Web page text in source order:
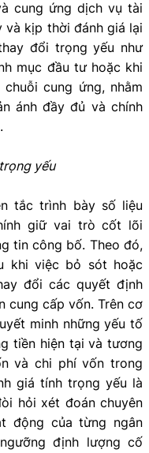
cung ứng dịch vụ tài
và kịp thời đánh giá lại
đổi trọng yếu như
mục đầu tư hoặc khi
cung ứng, nhằm
ánh đầy đủ và chính
yếu
tắc trình bày số liệu
giữ vai trò cốt lõi
tin công bố. Theo đó,
khi việc bỏ sót hoặc
đổi các quyết định
cung cấp vốn. Trên cơ
minh những yếu tố
tiền hiện tại và tương
và chi phí vốn trong
giá tính trọng yếu là
hỏi xét đoán chuyên
động của từng ngân
định lượng cố